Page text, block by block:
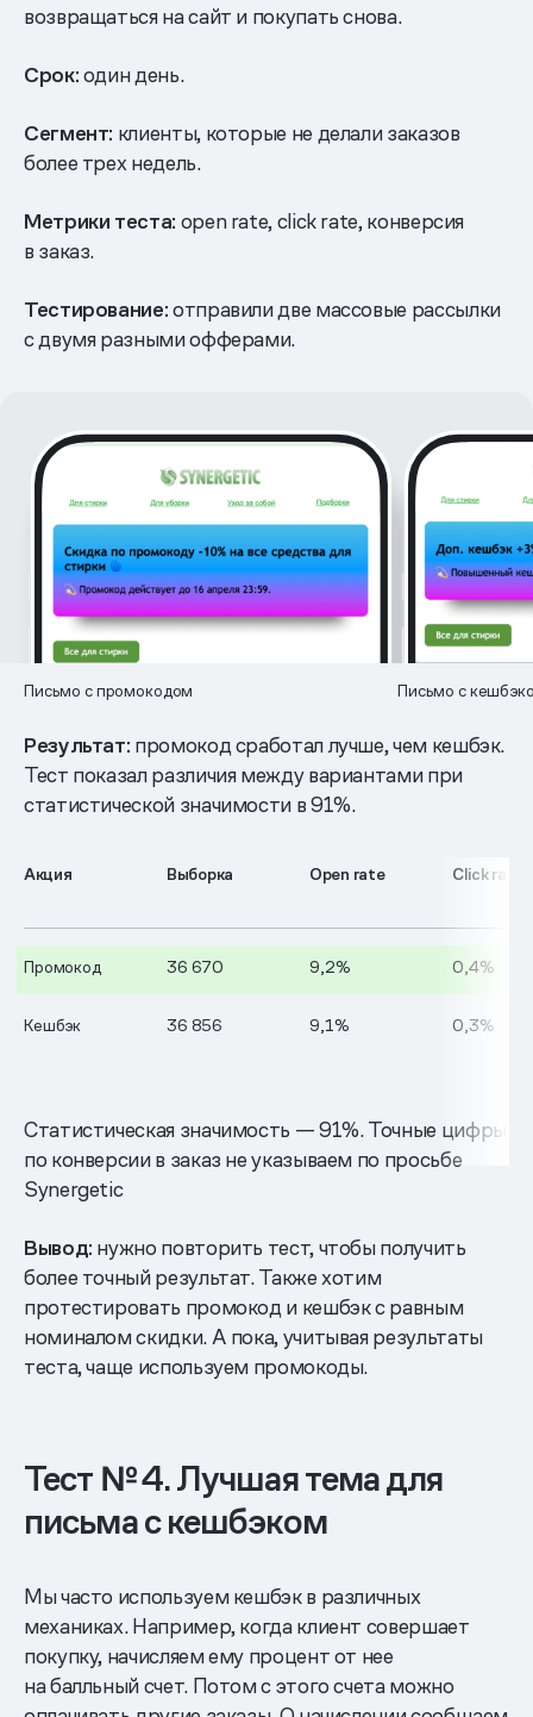
возвращаться на сайт и покупать снова.
Срок:один день.
Сегмент: клиенты, которые не делали заказов
более трех недель.
Метрики теста: open rate, click rate, конверсия
в заказ.
Тестирование:отправили две массовые рассылки
с двумя разными офферами.
Письмо с промокодом Письмо с
Результат: промокод сработал лучше, чем кешбэк.
Тест показал различия между вариантами при
статистической значимости в 91%.
Акция Выборка Open rate Click rate
Промокод 36 670 9,2% 0,4%
Кешбэк 36 856 9,1% 0,3%
Статистическая значимость — 91%. Точные цифры
по конверсии в заказ не указываем по просьбе
Synergetic
Вывод: нужно повторить тест, чтобы получить
более точный результат. Также хотим
протестировать промокод и кешбэк с равным
номиналом скидки. А пока, учитывая результаты
теста, чаще используем промокоды.
Тест № 4. Лучшая тема для
письма с кешбэком
Мы часто используем кешбэк в различных
механиках. Например, когда клиент совершает
покупку, начисляем ему процент от нее
на балльный счет. Потом с этого счета можно